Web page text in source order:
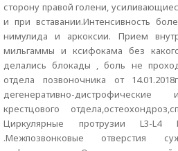
сторону правой голени,
и при вставании.Интенсивность
нимулида и аркоксии. Прием
мильгаммы и ксифокама без
делались блокады , боль не
отдела позвоночника от
дегенеративно-
крестцового
Циркулярные протрузии L3-
.Межпозвонковые отверстия